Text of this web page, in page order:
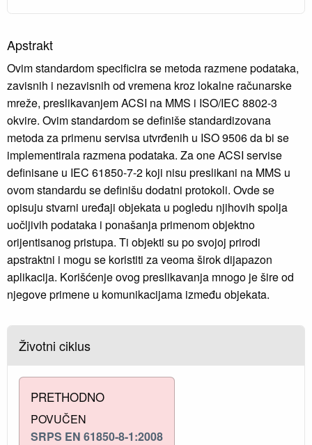
Apstrakt
Ovim standardom specificira se metoda razmene podataka,
zavisnih i nezavisnih od vremena kroz lokalne računarske
mreže, preslikavanjem ACSI na MMS i ISO/IEC 8802-3
okvire. Ovim standardom se definiše standardizovana
metoda za primenu servisa utvrđenih u ISO 9506 da bi se
implementirala razmena podataka. Za one ACSI servise
definisane u IEC 61850-7-2 koji nisu preslikani na MMS u
ovom standardu se definišu dodatni protokoli. Ovde se
opisuju stvarni uređaji objekata u pogledu njihovih spolja
uočljivih podataka i ponašanja primenom objektno
orijentisanog pristupa. Ti objekti su po svojoj prirodi
apstraktni i mogu se koristiti za veoma širok dijapazon
aplikacija. Korišćenje ovog preslikavanja mnogo je šire od
njegove primene u komunikacijama između objekata.
Životni ciklus
PRETHODNO
POVUČEN
SRPS EN 61850-8-1:2008